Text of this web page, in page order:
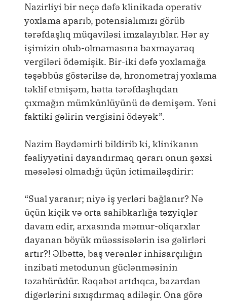
Nazirliyi bir neçə dəfə klinikada operativ
yoxlama aparıb, potensialımızı görüb
tərəfdaşlıq müqaviləsi imzalayıblar. Hər ay
işimizin olub-olmamasına baxmayaraq
vergiləri ödəmişik. Bir-iki dəfə yoxlamağa
təşəbbüs göstərilsə də, hronometraj yoxlama
təklif etmişəm, hətta tərəfdaşlıqdan
çıxmağın mümkünlüyünü də demişəm. Yəni
faktiki gəlirin vergisini ödəyək”.
Nazim Bəydəmirli bildirib ki, klinikanın
fəaliyyətini dayandırmaq qərarı onun şəxsi
məsələsi olmadığı üçün ictimailəşdirir:
“Sual yaranır; niyə iş yerləri bağlanır? Nə
üçün kiçik və orta sahibkarlığa təzyiqlər
davam edir, arxasında məmur-oliqarxlar
dayanan böyük müəssisələrin isə gəlirləri
artır?! Əlbəttə, baş verənlər inhisarçılığın
inzibati metodunun güclənməsinin
təzahürüdür. Rəqabət artdıqca, bazardan
digərlərini sıxışdırmaq adiləşir. Ona görə